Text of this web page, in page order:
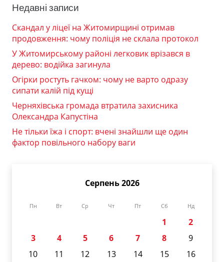
Недавні записи
Скандал у ліцеї на Житомирщині отримав
продовження: чому поліція не склала протокол
У Житомирському районі легковик врізався в
дерево: водійка загинула
Огірки ростуть гачком: чому не варто одразу
сипати калій під кущі
Черняхівська громада втратила захисника
Олександра Капустіна
Не тільки їжа і спорт: вчені знайшли ще один
фактор повільного набору ваги
Серпень 2026
Пн Вт Ср Чт Пт Сб Нд
1
2
3
4 5 6 7 8
9
10
11 12 13 14 15
16